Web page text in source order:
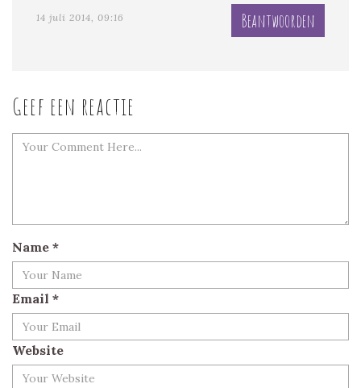
14 juli 2014, 09:16 Beantwoorden
Geef een reactie
Name *
Email *
Website